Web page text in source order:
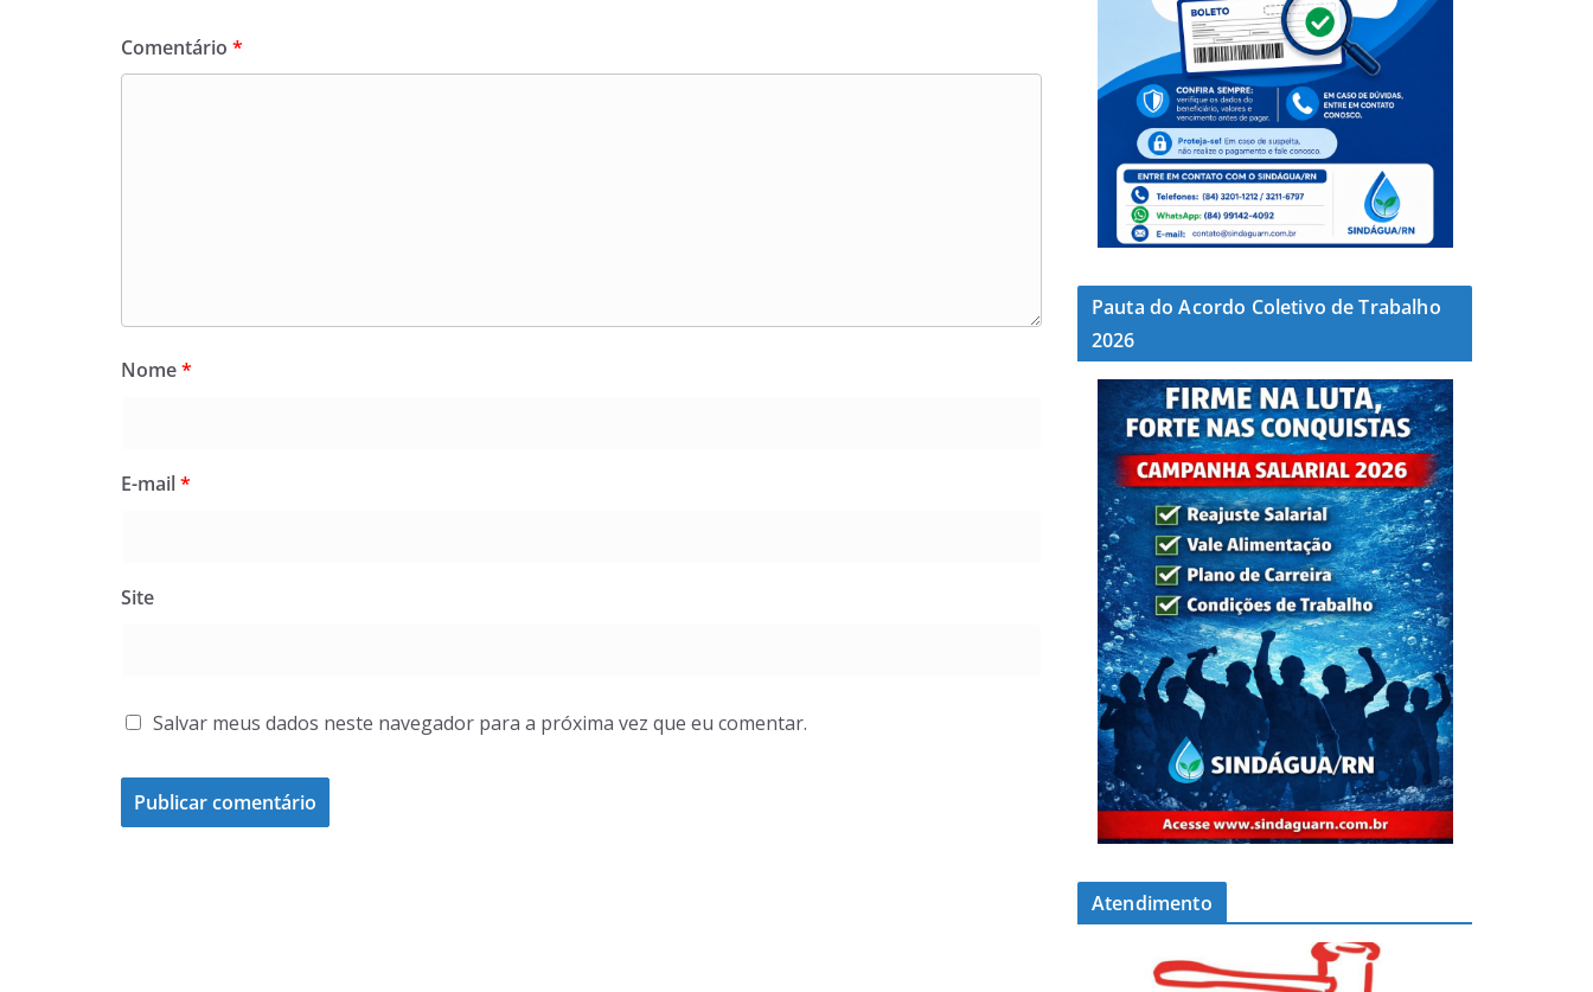
Comentário *
Nome*
E-mail*
Site
Salvar meus dados neste navegador para a próxima vez que eu comentar.
Pauta do Acordo Coletivo de Trabalho
2026
Atendimento